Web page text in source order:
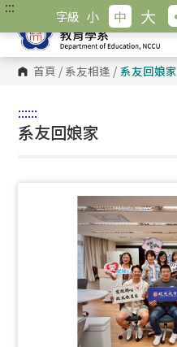
跳
主
內
容
::: 字級 小 中 大
首頁 / 系友相逢 / 系友回娘家
::::::
系友回娘家